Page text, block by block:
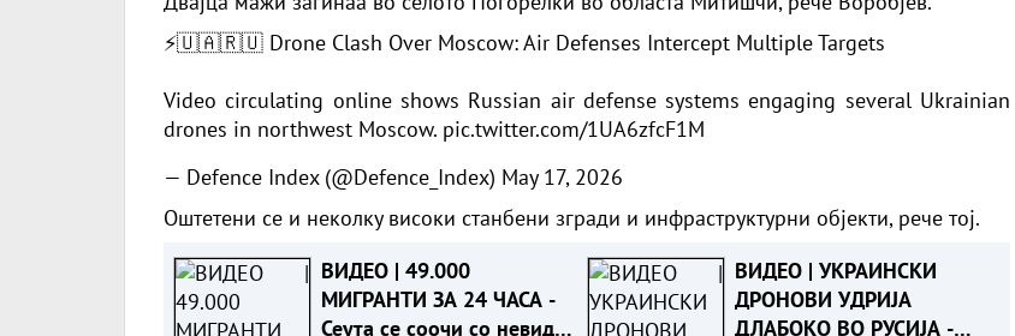
⚡🇺🇦🇷🇺 Drone Clash Over Moscow: Air Defenses Intercept Multiple Targets
Video circulating online shows Russian air defense systems engaging several Ukrainian
drones in northwest Moscow. pic.twitter.com/1UA6zfcF1M
— Defence Index (@Defence_Index) May 17, 2026
Оштетени се и неколку високи станбени згради и инфраструктурни објекти, рече тој.
ВИДЕО | 49.000
МИГРАНТИ ЗА 24 ЧАСА -
Сеута се соочи со невиден
ВИДЕО | УКРАИНСКИ
ДРОНОВИ УДРИЈА
ДЛАБОКО ВО РУСИЈА -